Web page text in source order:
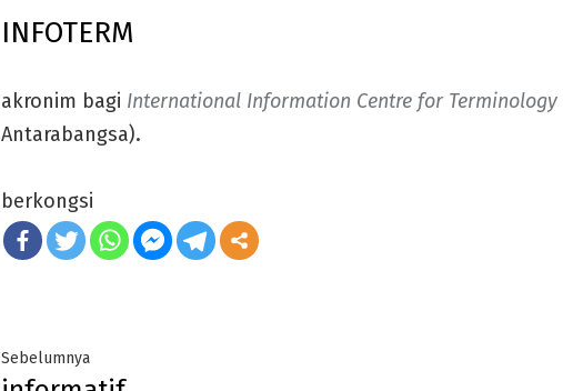
INFOTERM
akronim bagi International Information Centre for Terminology
Antarabangsa).
berkongsi
Post
SebelumnyaPrevious